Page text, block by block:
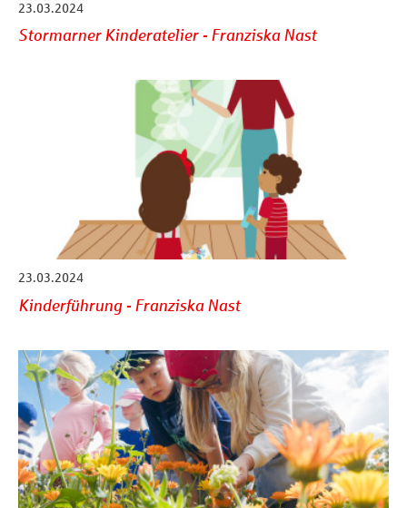
23.03.2024
Stormarner Kinderatelier - Franziska Nast
23.03.2024
Kinderführung - Franziska Nast